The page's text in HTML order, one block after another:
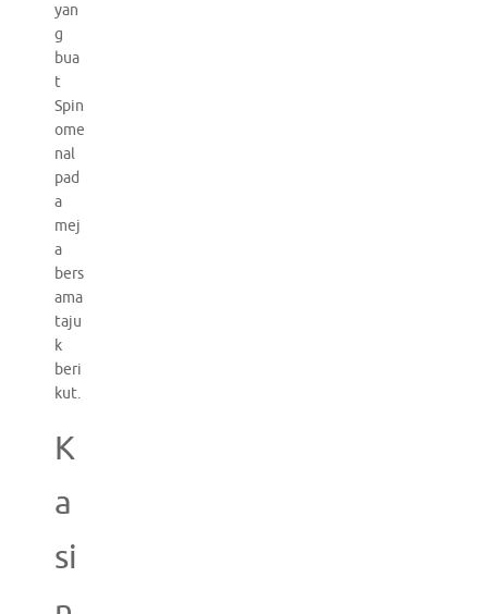
yan
g
bua
t
Spin
ome
nal
pad
a
mej
a
bers
ama
taju
k
beri
kut.
K
a
si